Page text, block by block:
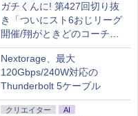
ガチくんに! 第427回切り抜
き「ついにスト6おじリーグ
開催/翔がときどのコーチ就
任など」
Nextorage、最大
120Gbps/240W対応の
Thunderbolt 5ケーブル
クリエイター AI